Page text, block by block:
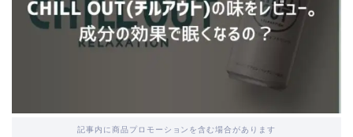
記事内に商品プロモーションを含む場合があります